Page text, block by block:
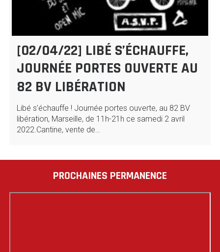
[02/04/22] LIBÉ S’ÉCHAUFFE,
JOURNÉE PORTES OUVERTE AU
82 BV LIBÉRATION
Libé s’échauffe ! Journée portes ouverte, au 82 BV
libération, Marseille, de 11h-21h ce samedi 2 avril
2022.Cantine, vente de…
PROCHAINES PERMANENCE